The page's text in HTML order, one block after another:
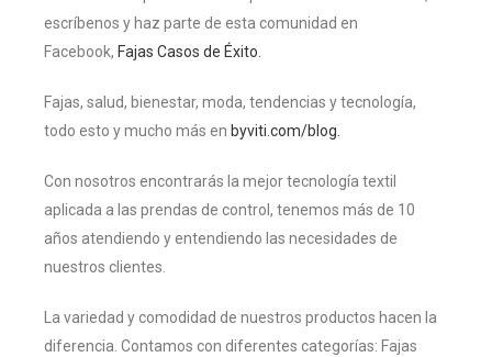
escríbenos y haz parte de esta comunidad en
Facebook, Fajas Casos de Éxito.
Fajas, salud, bienestar, moda, tendencias y tecnología,
todo esto y mucho más en byviti.com/blog.
Con nosotros encontrarás la mejor tecnología textil
aplicada a las prendas de control, tenemos más de 10
años atendiendo y entendiendo las necesidades de
nuestros clientes.
La variedad y comodidad de nuestros productos hacen la
diferencia. Contamos con diferentes categorías: Fajas